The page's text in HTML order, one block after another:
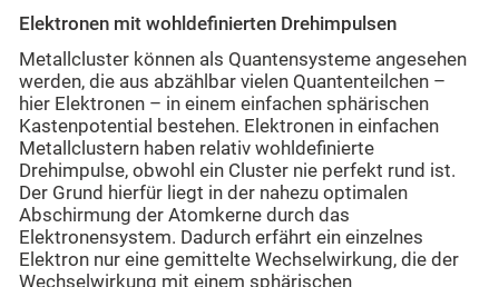
Elektronen mit wohldefinierten Drehimpulsen
Metallcluster können als Quantensysteme angesehen
werden, die aus abzählbar vielen Quantenteilchen –
hier Elektronen – in einem einfachen sphärischen
Kastenpotential bestehen. Elektronen in einfachen
Metallclustern haben relativ wohldefinierte
Drehimpulse, obwohl ein Cluster nie perfekt rund ist.
Der Grund hierfür liegt in der nahezu optimalen
Abschirmung der Atomkerne durch das
Elektronensystem. Dadurch erfährt ein einzelnes
Elektron nur eine gemittelte Wechselwirkung, die der
Wechselwirkung mit einem sphärischen